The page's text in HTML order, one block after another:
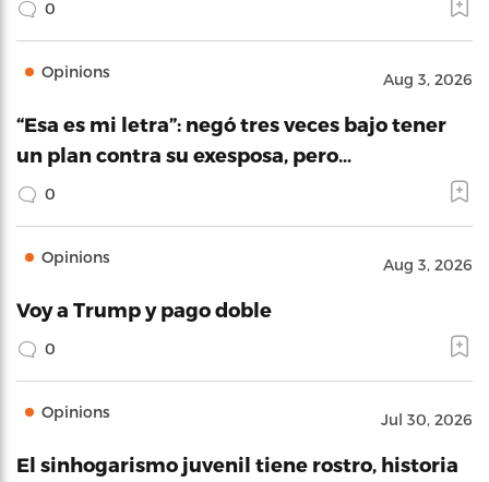
0
Opinions Aug 3, 2026
“Esa es mi letra”: negó tres veces bajo tener
un plan contra su exesposa, pero…
0
Opinions Aug 3, 2026
Voy a Trump y pago doble
0
Opinions Jul 30, 2026
El sinhogarismo juvenil tiene rostro, historia